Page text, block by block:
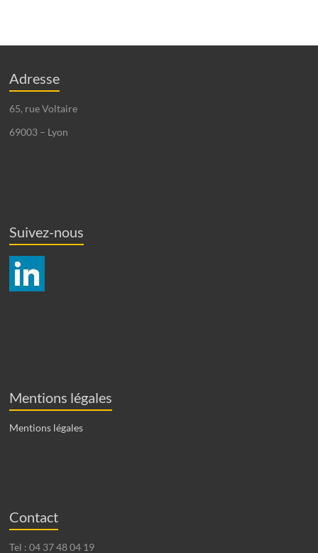
Adresse
65, rue Voltaire
69003 – Lyon
Suivez-nous
Mentions légales
Mentions légales
Contact
Tel : 04 37 48 04 19